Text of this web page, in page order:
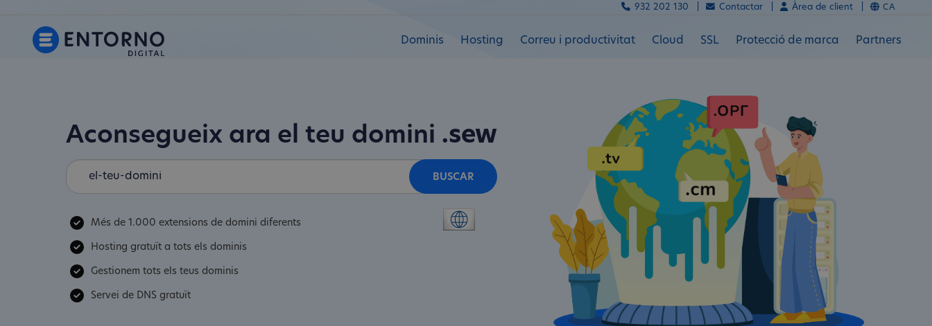
Dominis Hosting Correu i productivitat Cloud SSL Protecció de marca Partners
932 202 130 | Contactar | Àrea de client | CA
Aconsegueix ara el teu domini .sew
BUSCAR
Més de 1.000 extensions de domini diferents
Hosting gratuït a tots els dominis
Gestionem tots els teus dominis
Servei de DNS gratuït